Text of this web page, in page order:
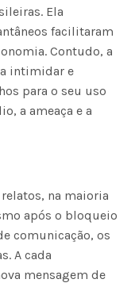
Ela
facilitaram
Contudo, a
intimidar e
para o seu uso
a ameaça e a
na maioria
após o bloqueio
comunicação, os
A cada
mensagem de